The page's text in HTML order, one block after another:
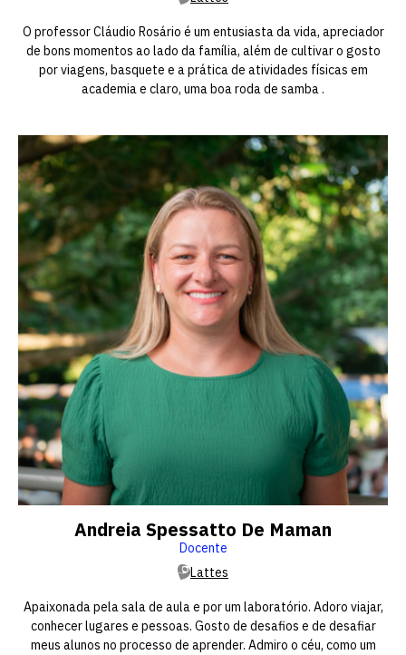
O professor Cláudio Rosário é um entusiasta da vida, apreciador
de bons momentos ao lado da família, além de cultivar o gosto
por viagens, basquete e a prática de atividades físicas em
academia e claro, uma boa roda de samba .
Andreia Spessatto De Maman
Docente
Lattes
Apaixonada pela sala de aula e por um laboratório. Adoro viajar,
conhecer lugares e pessoas. Gosto de desafios e de desafiar
meus alunos no processo de aprender. Admiro o céu, como um